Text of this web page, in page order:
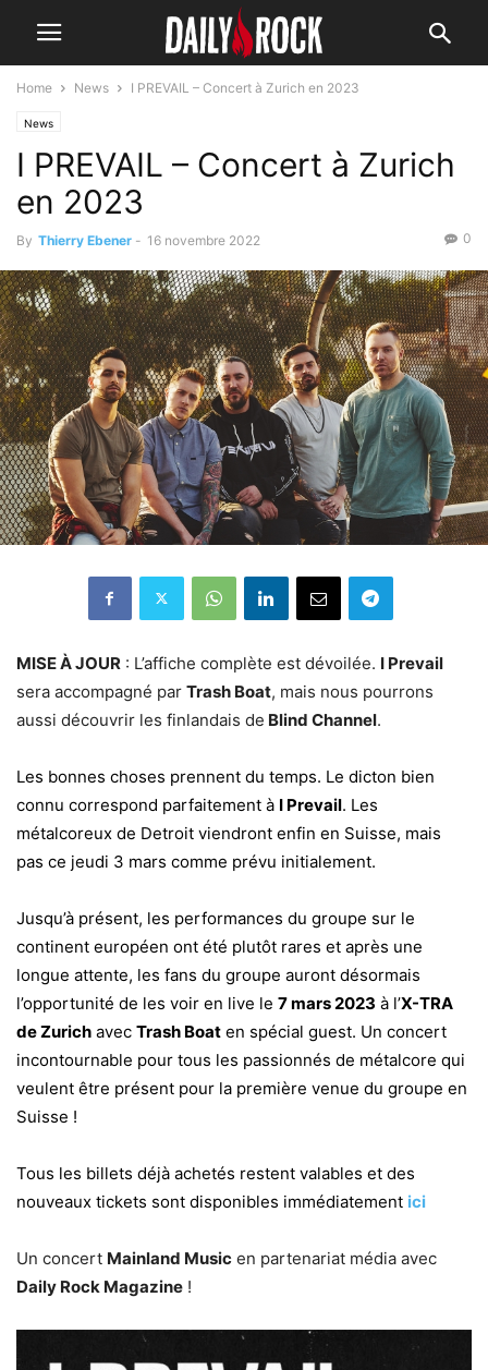
Home News I PREVAIL – Concert à Zurich en 2023
News
I PREVAIL – Concert à Zurich
en 2023
By Thierry Ebener - 16 novembre 2022 0
MISE À JOUR : L’affiche complète est dévoilée. I Prevail
sera accompagné par Trash Boat, mais nous pourrons
aussi découvrir les finlandais de Blind Channel.
Les bonnes choses prennent du temps. Le dicton bien
connu correspond parfaitement à I Prevail. Les
métalcoreux de Detroit viendront enfin en Suisse, mais
pas ce jeudi 3 mars comme prévu initialement.
Jusqu’à présent, les performances du groupe sur le
continent européen ont été plutôt rares et après une
longue attente, les fans du groupe auront désormais
l’opportunité de les voir en live le 7 mars 2023 à l’X-TRA
de Zurich avec Trash Boat en spécial guest. Un concert
incontournable pour tous les passionnés de métalcore qui
veulent être présent pour la première venue du groupe en
Suisse !
Tous les billets déjà achetés restent valables et des
nouveaux tickets sont disponibles immédiatement ici
Un concert Mainland Music en partenariat média avec
Daily Rock Magazine !